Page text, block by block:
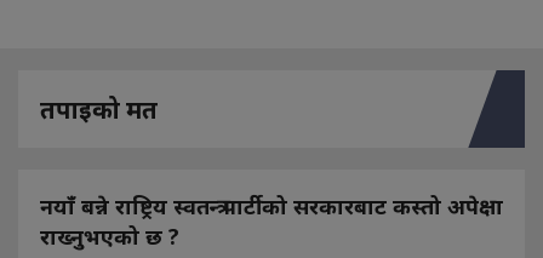
तपाइको मत
नयाँ बन्ने राष्ट्रिय स्वतन्त्र पार्टीको सरकारबाट कस्तो अपेक्षा
राख्नुभएको छ ?